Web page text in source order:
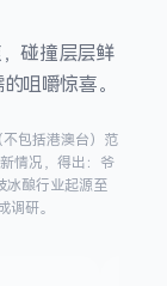
碰撞层层鲜
咀嚼惊喜。
包括港澳台）范
情况，得出：爷
冰酿行业起源至
研。